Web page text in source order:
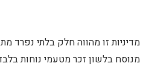
חלק בלתי נפרד מתנאי השימוש
זכר מטעמי נוחות בלבד אך מיועד